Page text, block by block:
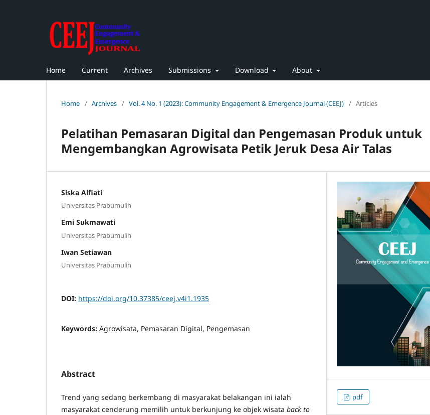
Home Current Archives Submissions Download About
Home / Archives / Vol. 4 No. 1 (2023): Community Engagement & Emergence Journal (CEEJ) / Articles
Pelatihan Pemasaran Digital dan Pengemasan Produk untuk
Mengembangkan Agrowisata Petik Jeruk Desa Air Talas
Siska Alfiati
Universitas Prabumulih
Emi Sukmawati
Universitas Prabumulih
Iwan Setiawan
Universitas Prabumulih
DOI: https://doi.org/10.37385/ceej.v4i1.1935
Keywords: Agrowisata, Pemasaran Digital, Pengemasan
Abstract
Trend yang sedang berkembang di masyarakat belakangan ini ialah
masyarakat cenderung memilih untuk berkunjung ke objek wisata back to
pdf